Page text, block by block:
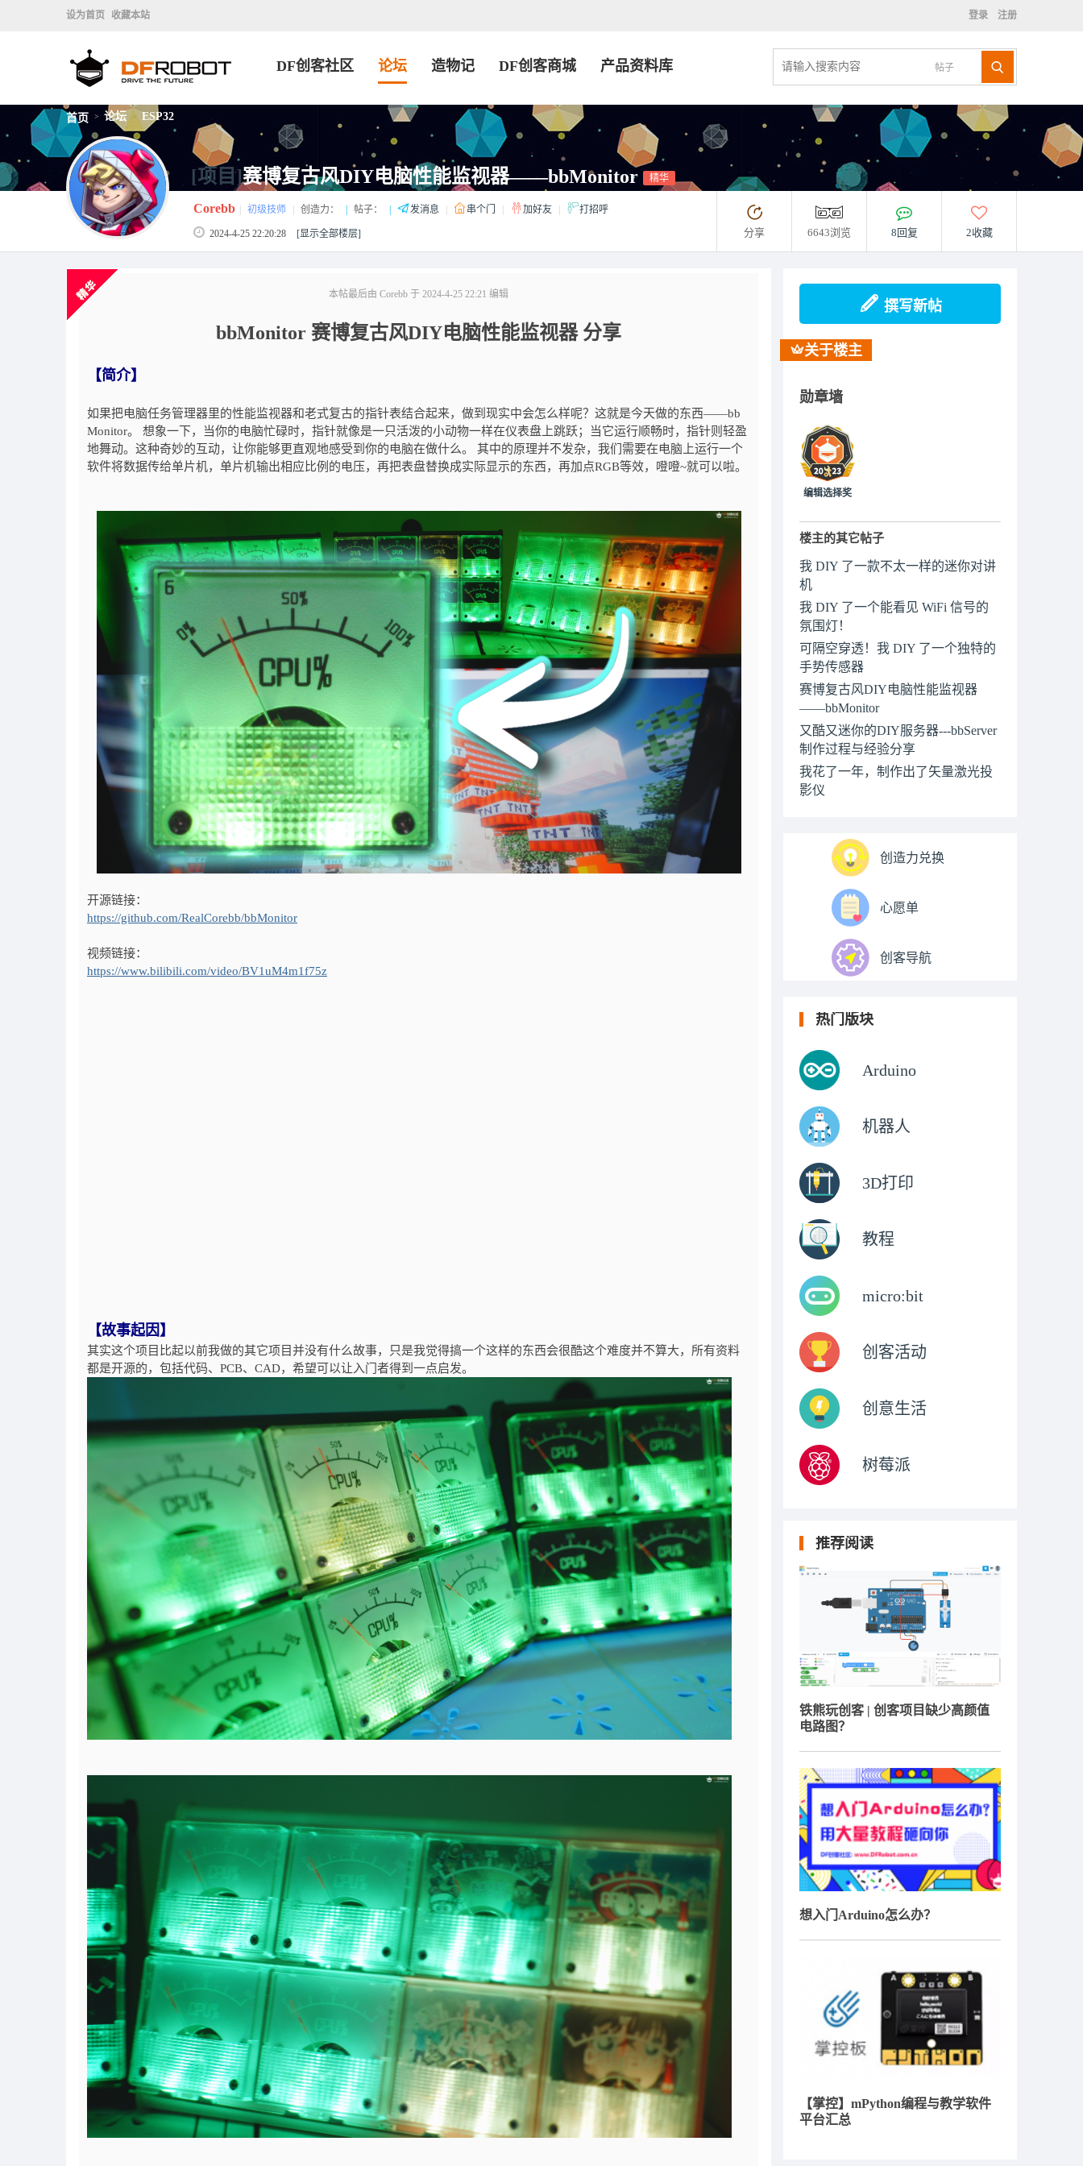
设为首页 收藏本站 登录 注册
帖子
DF创客社区 论坛 造物记 DF创客商城 产品资料库
首页 > 论坛 > ESP32
[项目]赛博复古风DIY电脑性能监视器——bbMonitor 精华
Corebb 初级技师 创造力： 帖子： 发消息 串个门 加好友 打招呼
2024-4-25 22:20:28 [显示全部楼层] 分享 6643浏览 8回复 2收藏
本帖最后由 Corebb 于 2024-4-25 22:21 编辑
bbMonitor 赛博复古风DIY电脑性能监视器 分享
【简介】
如果把电脑任务管理器里的性能监视器和老式复古的指针表结合起来，做到现实中会怎么样呢？这就是今天做的东西——bb
Monitor。 想象一下，当你的电脑忙碌时，指针就像是一只活泼的小动物一样在仪表盘上跳跃；当它运行顺畅时，指针则轻盈
地舞动。这种奇妙的互动，让你能够更直观地感受到你的电脑在做什么。 其中的原理并不发杂，我们需要在电脑上运行一个
软件将数据传给单片机，单片机输出相应比例的电压，再把表盘替换成实际显示的东西，再加点RGB等效，噔噔~就可以啦。
开源链接：
https://github.com/RealCorebb/bbMonitor
视频链接：
https://www.bilibili.com/video/BV1uM4m1f75z
【故事起因】
其实这个项目比起以前我做的其它项目并没有什么故事，只是我觉得搞一个这样的东西会很酷这个难度并不算大，所有资料
都是开源的，包括代码、PCB、CAD，希望可以让入门者得到一点启发。
撰写新帖
关于楼主
勋章墙
编辑选择奖
楼主的其它帖子
我 DIY 了一款不太一样的迷你对讲
机
我 DIY 了一个能看见 WiFi 信号的
氛围灯！
可隔空穿透！我 DIY 了一个独特的
手势传感器
赛博复古风DIY电脑性能监视器
——bbMonitor
又酷又迷你的DIY服务器---bbServer
制作过程与经验分享
我花了一年，制作出了矢量激光投
影仪
创造力兑换
心愿单
创客导航
热门版块
Arduino
机器人
3D打印
教程
micro:bit
创客活动
创意生活
树莓派
推荐阅读
铁熊玩创客 | 创客项目缺少高颜值
电路图？
想入门Arduino怎么办？
【掌控】mPython编程与教学软件
平台汇总